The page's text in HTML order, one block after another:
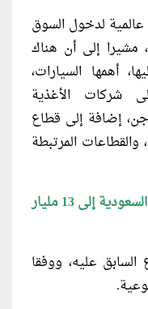
لدخول السوق
مشيرا إلى أن هناك
أهمها السيارات،
شركات الأغذية
إضافة إلى قطاع
والقطاعات المرتبطة
تراجع قيمة عمليات نقاط البيع في السعودية إلى 13 مليار
السابق عليه، ووفقا